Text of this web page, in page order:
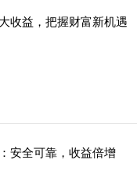
收益，把握财富新机遇
安全可靠，收益倍增